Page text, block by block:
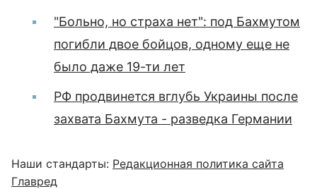
"Больно, но страха нет": под Бахмутом
погибли двое бойцов, одному еще не
было даже 19-ти лет
РФ продвинется вглубь Украины после
захвата Бахмута - разведка Германии
Наши стандарты: Редакционная политика сайта
Главред